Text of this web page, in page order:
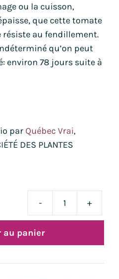
ou la cuisson,
que cette tomate
résiste au fendillement.
qu’on peut
environ 78 jours suite à
par Québec Vrai,
DES PLANTES
-
de
+
au panier